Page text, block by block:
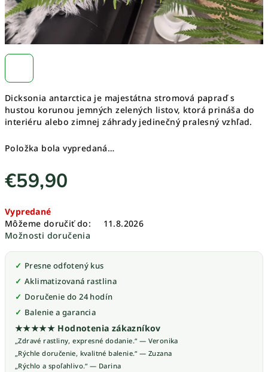
Dicksonia antarctica je majestátna stromová papraď s
hustou korunou jemných zelených listov, ktorá prináša do
interiéru alebo zimnej záhrady jedinečný pralesný vzhľad.
Položka bola vypredaná…
€59,90
cena:
Vypredané
Môžeme doručiť do:
11.8.2026
Možnosti doručenia
Presne odfotený kus
Aklimatizovaná rastlina
Doručenie do 24 hodín
Balenie a garancia
★★★★★ Hodnotenia zákazníkov
„Zdravé rastliny, expresné dodanie.“ — Veronika
„Rýchle doručenie, kvalitné balenie.“ — Zuzana
„Rýchlo a spoľahlivo.“ — Darina